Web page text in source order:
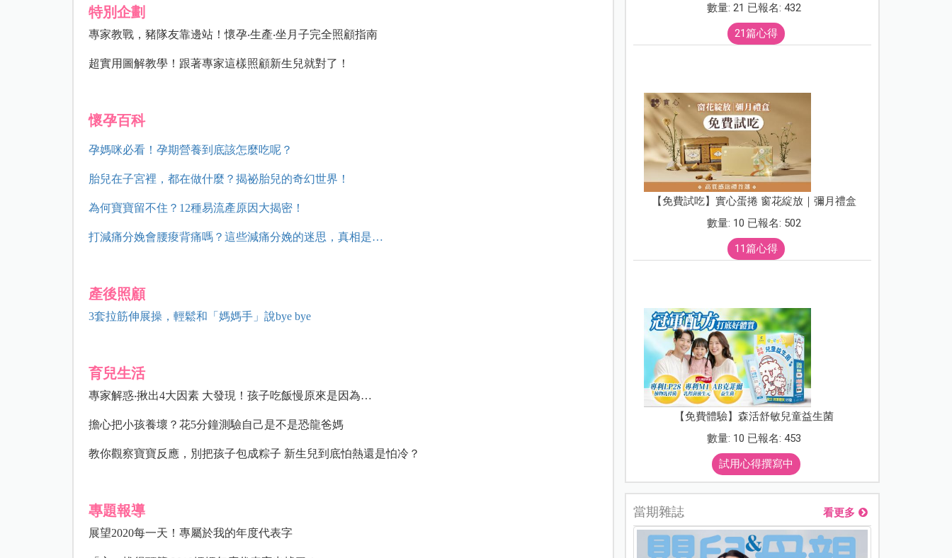
特別企劃
專家教戰，豬隊友靠邊站！懷孕‧生產‧坐月子完全照顧指南
超實用圖解教學！跟著專家這樣照顧新生兒就對了！
懷孕百科
孕媽咪必看！孕期營養到底該怎麼吃呢？
胎兒在子宮裡，都在做什麼？揭祕胎兒的奇幻世界 ！
為何寶寶留不住？12種易流產原因大揭密！
打減痛分娩會腰痠背痛嗎？這些減痛分娩的迷思，真相是…
產後照顧
3套拉筋伸展操，輕鬆和「媽媽手」說bye bye
育兒生活
專家解惑‧揪出4大因素 大發現！孩子吃飯慢原來是因為…
擔心把小孩養壞？花5分鐘測驗自己是不是恐龍爸媽
教你觀察寶寶反應，別把孩子包成粽子 新生兒到底怕熱還是怕冷？
專題報導
展望2020每一天！專屬於我的年度代表字
數量: 21 已報名: 432
21篇心得
【免費試吃】實心蛋捲 窗花綻放｜彌月禮盒
數量: 10 已報名: 502
11篇心得
【免費體驗】森活舒敏兒童益生菌
數量: 10 已報名: 453
試用心得撰寫中
當期雜誌 看更多